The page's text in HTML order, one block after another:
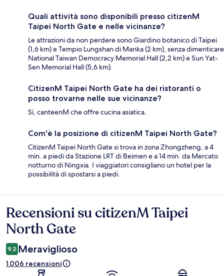
Quali attività sono disponibili presso citizenM
Taipei North Gate e nelle vicinanze?
Le attrazioni da non perdere sono Giardino botanico di Taipei
(1,6 km) e Tempio Lungshan di Manka (2 km), senza dimenticare
National Taiwan Democracy Memorial Hall (2,2 km) e Sun Yat-
Sen Memorial Hall (5,6 km).
CitizenM Taipei North Gate ha dei ristoranti o
posso trovarne nelle sue vicinanze?
Sì, canteenM che offre cucina asiatica.
Com'è la posizione di citizenM Taipei North Gate?
CitizenM Taipei North Gate si trova in zona Zhongzheng, a 4
min. a piedi da Stazione LRT di Beimen e a 14 min. da Mercato
notturno di Ningxia. I viaggiatori consigliano un hotel per la
possibilità di spostarsi a piedi.
Recensioni
Recensioni su citizenM Taipei
North Gate
9,2 Meraviglioso
1.006 recensioni